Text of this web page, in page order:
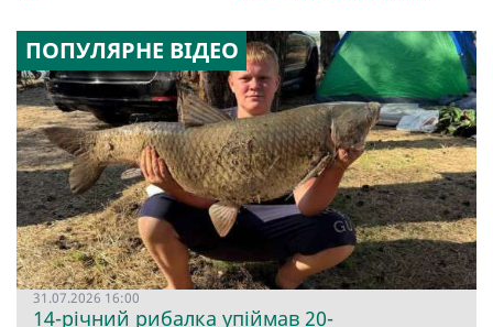
ПОПУЛЯРНЕ ВІДЕО
31.07.2026 16:00
14-річний рибалка упіймав 20-